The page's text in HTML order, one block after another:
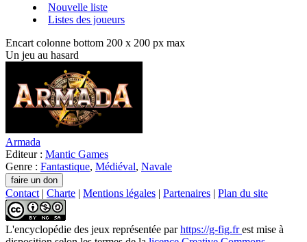
Nouvelle liste
Listes des joueurs
Encart colonne bottom 200 x 200 px max
Un jeu au hasard
Armada
Editeur : Mantic Games
Genre : Fantastique, Médiéval, Navale
Contact | Charte | Mentions légales | Partenaires | Plan du site
L'encyclopédie des jeux représentée parhttps://g-fig.frest mise à